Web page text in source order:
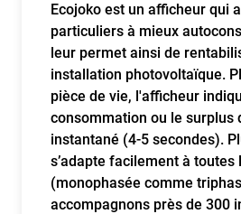
Ecojoko est un afficheur qui
particuliers à mieux
leur permet ainsi de
installation photovoltaïque.
pièce de vie, l'afficheur
consommation ou le surplus
instantané (4-5 secondes).
s’adapte facilement à
(monophasée comme
accompagnons près de 300